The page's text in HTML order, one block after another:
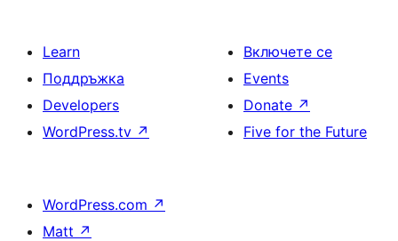
Learn
Поддръжка
Developers
WordPress.tv ↗
Включете се
Events
Donate ↗
Five for the Future
WordPress.com ↗
Matt ↗